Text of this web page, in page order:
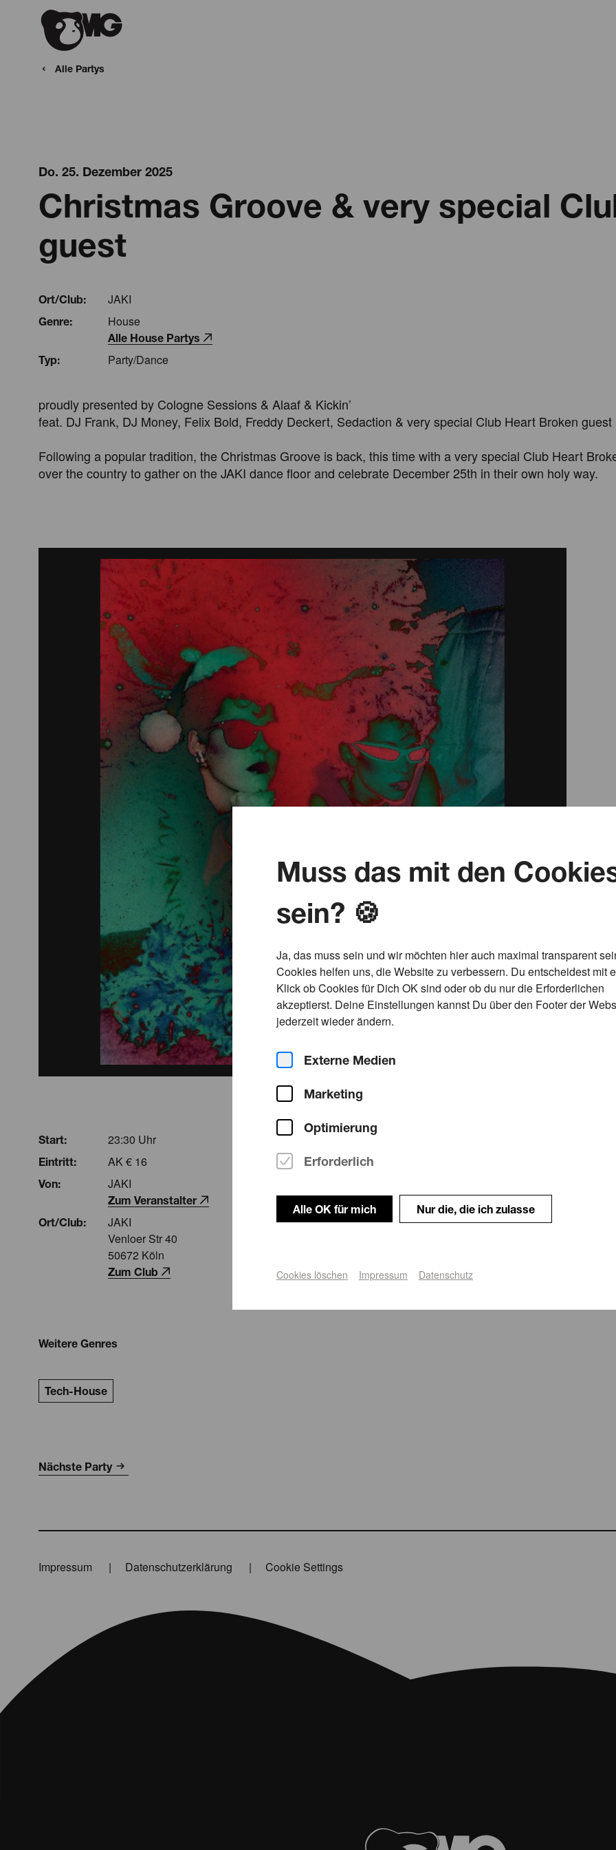
Muss das mit den
sein? 🍪
Ja, das muss sein und wir möchten hier auch maximal transparent
Cookies helfen uns, die Website zu verbessern. Du entscheidest mit
Klick ob Cookies für Dich OK sind oder ob du nur die Erforderlichen
akzeptierst. Deine Einstellungen kannst Du über den Footer der
jederzeit wieder ändern.
Externe Medien
Marketing
Optimierung
Erforderlich
Alle OK für mich Nur die, die ich zulasse
Cookies löschen Impressum Datenschutz
Alle Partys
Do. 25. Dezember 2025
Christmas Groove & very special
guest
Ort/Club: JAKI
Genre: House
Alle House Partys
Typ:
Party/Dance
proudly presented by Cologne Sessions & Alaaf & Kickin’
feat. DJ Frank, DJ Money, Felix Bold, Freddy Deckert, Sedaction & very special Club Heart Broken guest
Following a popular tradition, the Christmas Groove is back, this time with a very special Club Heart
over the country to gather on the JAKI dance floor and celebrate December 25th in their own holy way.
Start: 23:30 Uhr
Eintritt: AK € 16
Von: JAKI
Zum Veranstalter
Ort/Club:
JAKI
Venloer Str 40
50672 Köln
Zum Club
Weitere Genres
Tech-House
Nächste Party
Impressum Datenschutzerklärung Cookie Settings